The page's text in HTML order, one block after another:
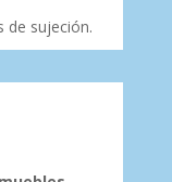
de sujeción.